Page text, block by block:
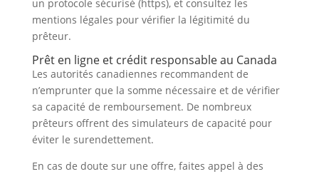
un protocole sécurisé (https), et consultez les
mentions légales pour vérifier la légitimité du
prêteur.
Prêt en ligne et crédit responsable au Canada
Les autorités canadiennes recommandent de
n’emprunter que la somme nécessaire et de vérifier
sa capacité de remboursement. De nombreux
prêteurs offrent des simulateurs de capacité pour
éviter le surendettement.
En cas de doute sur une offre, faites appel à des